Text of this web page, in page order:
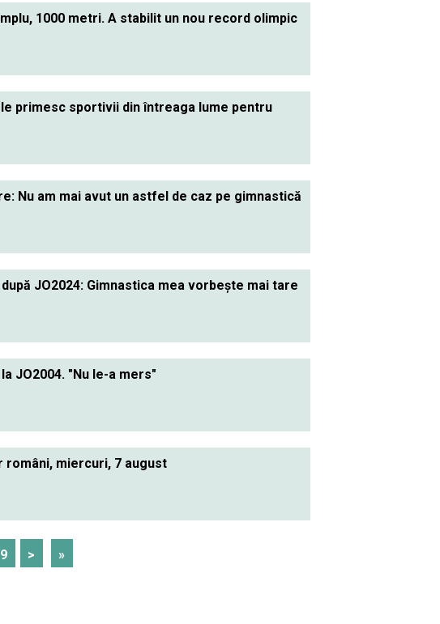
1000 metri. A stabilit un nou record olimpic
primesc sportivii din întreaga lume pentru
Nu am mai avut un astfel de caz pe gimnastică
JO2024: Gimnastica mea vorbeşte mai tare
JO2004. "Nu le-a mers"
români, miercuri, 7 august
9 > »